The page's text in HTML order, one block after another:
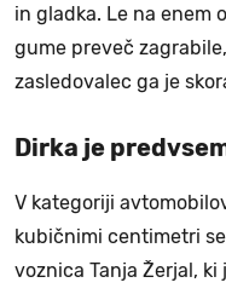
in gladka. Le na enem
gume preveč
zasledovalec ga je
Dirka je
V kategoriji
kubičnimi centimetri
voznica Tanja Žerjal, ki